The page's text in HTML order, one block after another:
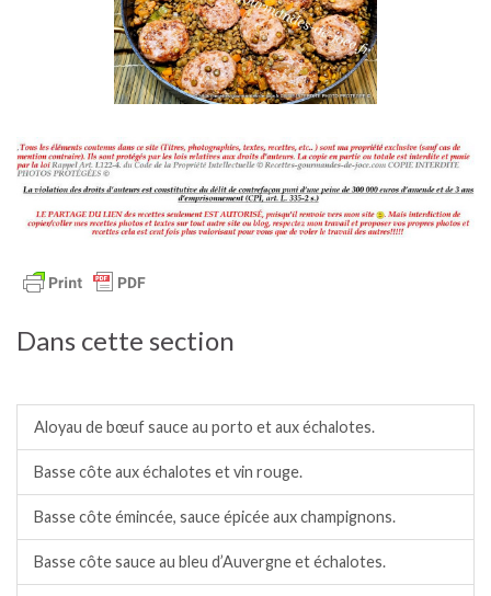
Dans cette section
Aloyau de bœuf sauce au porto et aux échalotes.
Basse côte aux échalotes et vin rouge.
Basse côte émincée, sauce épicée aux champignons.
Basse côte sauce au bleu d’Auvergne et échalotes.